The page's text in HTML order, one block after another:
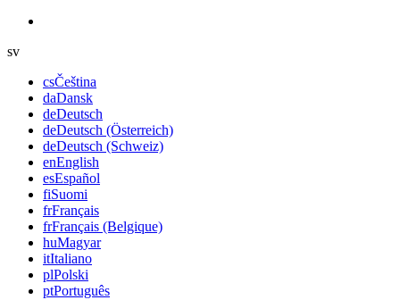
sv
csČeština
daDansk
deDeutsch
deDeutsch (Österreich)
deDeutsch (Schweiz)
enEnglish
esEspañol
fiSuomi
frFrançais
frFrançais (Belgique)
huMagyar
itItaliano
plPolski
ptPortuguês